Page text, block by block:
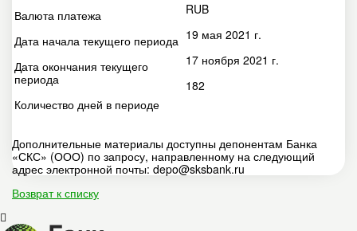
Валюта платежа
Дата начала текущего периода
Дата окончания текущего
периода
Количество дней в периоде
RUB
19 мая 2021 г.
17 ноября 2021 г.
182
Дополнительные материалы доступны депонентам Банка
«СКС» (ООО) по запросу, направленному на следующий
адрес электронной почты: depo@sksbank.ru
Возврат к списку